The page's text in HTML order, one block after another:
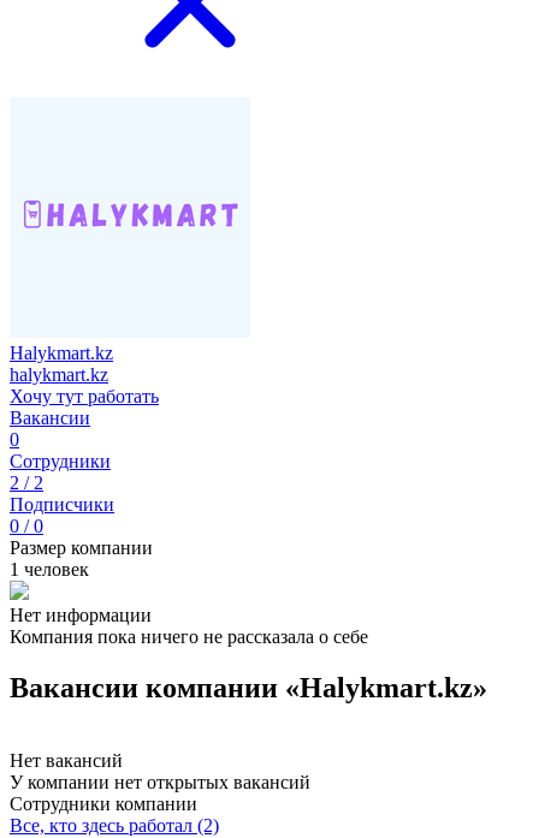
Halykmart.kz
halykmart.kz
Хочу тут работать
Вакансии
0
Сотрудники
2 / 2
Подписчики
0 / 0
Размер компании
1 человек
Нет информации
Компания пока ничего не рассказала о себе
Вакансии компании «Halykmart.kz»
Нет вакансий
У компании нет открытых вакансий
Сотрудники компании
Все, кто здесь работал (2)